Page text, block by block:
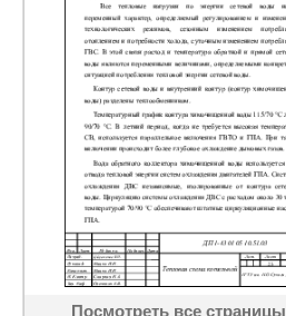
Посмотреть все страницы